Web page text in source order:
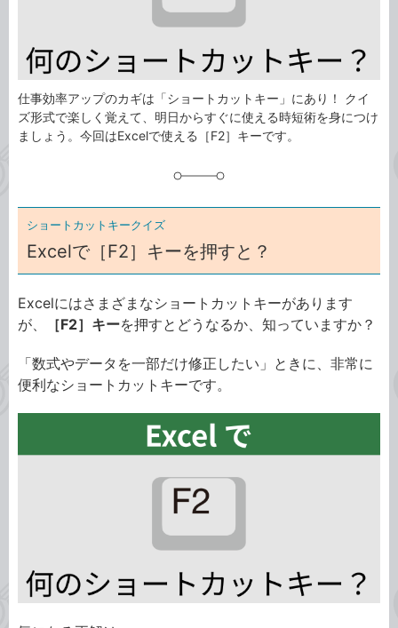
仕事効率アップのカギは「ショートカットキー」にあり！ クイ
ズ形式で楽しく覚えて、明日からすぐに使える時短術を身につけ
ましょう。今回はExcelで使える［F2］キーです。
ショートカットキークイズ
Excelで［F2］キーを押すと？
Excelにはさまざまなショートカットキーがあります
が、
［F2］キーを押すとどうなるか、知っていますか？
「数式やデータを一部だけ修正したい」ときに、非常に
便利なショートカットキーです。